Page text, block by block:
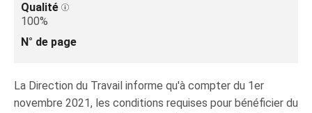
Qualité
100%
N° de page
La Direction du Travail informe qu'à compter du 1er
novembre 2021, les conditions requises pour bénéficier du